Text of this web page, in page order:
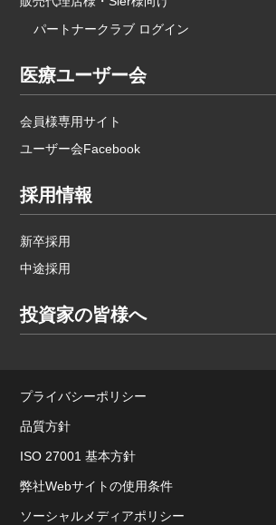
パートナークラブ ログイン
医療ユーザー会
会員様専用サイト
ユーザー会Facebook
採用情報
新卒採用
中途採用
投資家の皆様へ
プライバシーポリシー
品質方針
ISO 27001 基本方針
弊社Webサイトの使用条件
ソーシャルメディアポリシー